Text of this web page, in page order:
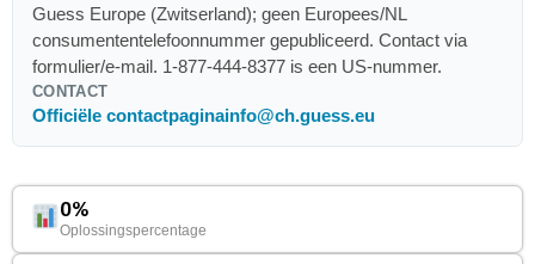
Guess Europe (Zwitserland); geen Europees/NL
consumententelefoonnummer gepubliceerd. Contact via
formulier/e-mail. 1-877-444-8377 is een US-nummer.
CONTACT
Officiële contactpaginainfo@ch.guess.eu
0%
Oplossingspercentage